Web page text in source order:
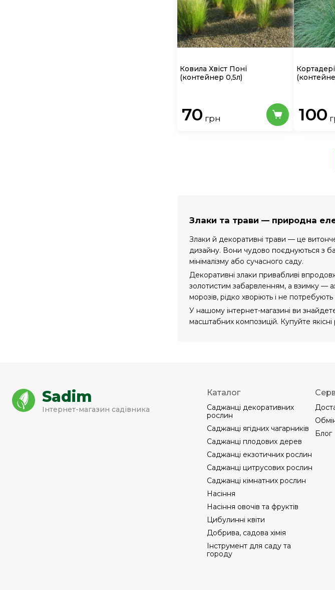
Ковила Хвіст Поні
(контейнер 0,5л)
70 грн 100
Злаки та трави — природна
Злаки й декоративні трави — це
дизайну. Вони чудово поєднуються з
мінімалізму або сучасного саду.
Декоративні злаки привабливі
золотистим забарвленням, а взимку —
морозів, рідко хворіють і не
У нашому інтернет-магазині ви
масштабних композицій. Купуйте
Sadim
Інтернет-магазин садівника
Каталог
Саджанці декоративних
рослин
Саджанці ягідних чагарників
Саджанці плодових дерев
Саджанці екзотичних рослин
Саджанці цитрусових рослин
Саджанці кімнатних рослин
Насіння
Насіння овочів та фруктів
Цибулинні квіти
Добрива, садова хімія
Інструмент для саду та
городу
Блог